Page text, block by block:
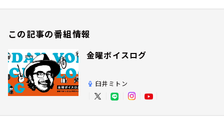
この記事の番組情報
金曜ボイスログ
臼井ミトン